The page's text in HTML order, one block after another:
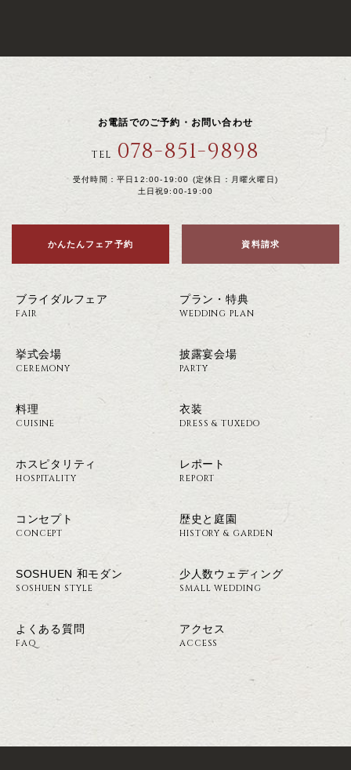
お電話でのご予約・お問い合わせ
TEL 078-851-9898
受付時間：平日12:00-19:00 (定休日：月曜火曜日)
土日祝9:00-19:00
かんたんフェア予約 資料請求
ブライダルフェア
FAIR
プラン・特典
WEDDING PLAN
挙式会場
CEREMONY
披露宴会場
PARTY
料理
CUISINE
衣装
DRESS & TUXEDO
ホスピタリティ
HOSPITALITY
レポート
REPORT
コンセプト
CONCEPT
歴史と庭園
HISTORY & GARDEN
SOSHUEN 和モダン
SOSHUEN STYLE
少人数ウェディング
SMALL WEDDING
よくある質問
FAQ
アクセス
ACCESS